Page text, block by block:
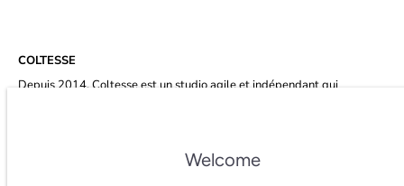
COLTESSE
Depuis 2014, Coltesse est un studio agile et indépendant qui
Welcome